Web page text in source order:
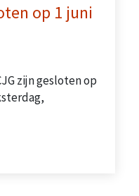
op 1 juni
zijn gesloten op